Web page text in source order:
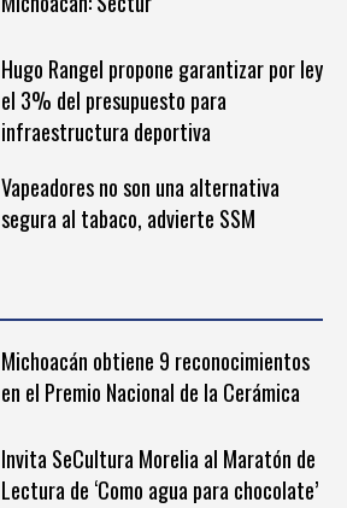
Hugo Rangel propone garantizar por ley
el 3% del presupuesto para
infraestructura deportiva
Vapeadores no son una alternativa
segura al tabaco, advierte SSM
Michoacán obtiene 9 reconocimientos
en el Premio Nacional de la Cerámica
Invita SeCultura Morelia al Maratón de
Lectura de ‘Como agua para chocolate’